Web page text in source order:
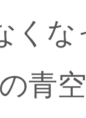
く
青